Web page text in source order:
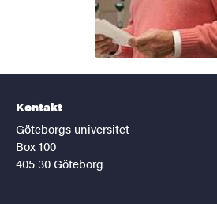
Kontakt
Göteborgs universitet
Box 100
405 30 Göteborg